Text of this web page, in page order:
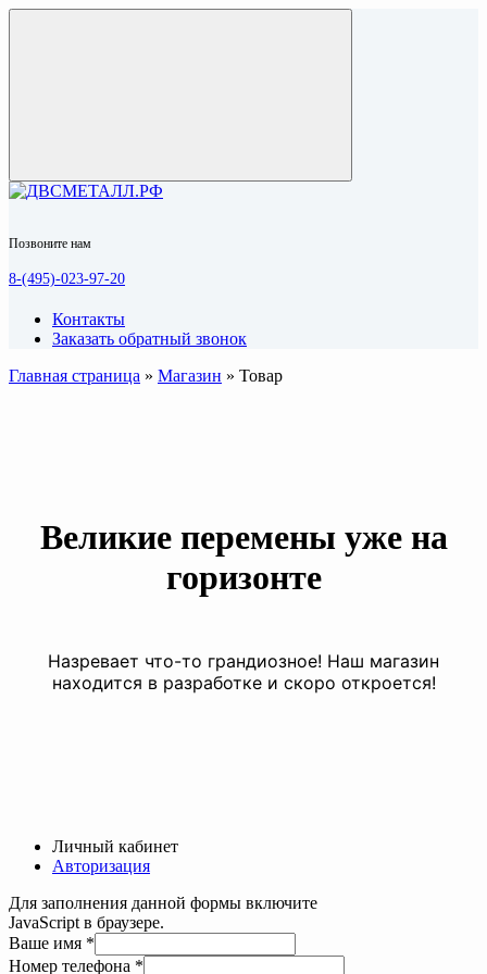
Позвоните нам
8-(495)-023-97-20
Контакты
Заказать обратный звонок
Главная страница » Магазин » Товар
Великие перемены уже на
горизонте
Назревает что-то грандиозное! Наш магазин
находится в разработке и скоро откроется!
Личный кабинет
Авторизация
Для заполнения данной формы включите
JavaScript в браузере.
Ваше имя *
Ваше
Номер телефона *